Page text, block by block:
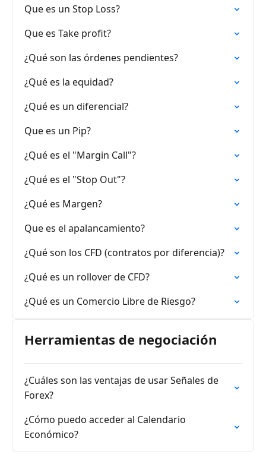
Que es un Stop Loss?
Que es Take profit?
¿Qué son las órdenes pendientes?
¿Qué es la equidad?
¿Qué es un diferencial?
Que es un Pip?
¿Qué es el "Margin Call"?
¿Qué es el "Stop Out"?
¿Qué es Margen?
Que es el apalancamiento?
¿Qué son los CFD (contratos por diferencia)?
¿Qué es un rollover de CFD?
¿Qué es un Comercio Libre de Riesgo?
Herramientas de negociación
¿Cuáles son las ventajas de usar Señales de
Forex?
¿Cómo puedo acceder al Calendario
Económico?